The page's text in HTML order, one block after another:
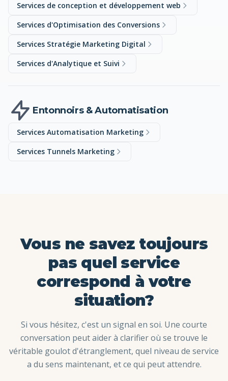
Services de conception et développement web
Services d'Optimisation des Conversions
Services Stratégie Marketing Digital
Services d'Analytique et Suivi
Entonnoirs & Automatisation
Services Automatisation Marketing
Services Tunnels Marketing
Vous ne savez toujours
pas quel service
correspond à votre
situation?
Si vous hésitez, c'est un signal en soi. Une courte
conversation peut aider à clarifier où se trouve le
véritable goulot d'étranglement, quel niveau de service
a du sens maintenant, et ce qui peut attendre.